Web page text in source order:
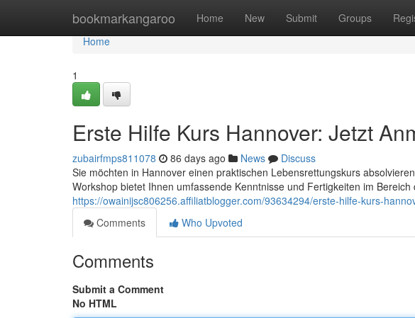
bookmarkangaroo Home New Submit Groups
Home
Home
1
Erste Hilfe Kurs Hannover: Jetzt
zubairfmps811078 86 days ago News
Discuss
Sie möchten in Hannover einen praktischen Lebensrettungskurs
Workshop bietet Ihnen umfassende Kenntnisse und Fertigkeiten im Bereich
https://owainijsc806256.affiliatblogger.com/93634294/erste-hilfe-kurs-
Comments
Who Upvoted
Comments
Submit a Comment
No HTML